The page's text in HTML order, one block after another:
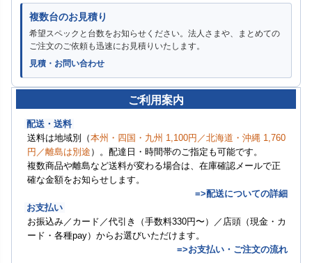
複数台のお見積り
希望スペックと台数をお知らせください。法人さまや、まとめての
ご注文のご依頼も迅速にお見積りいたします。
見積・お問い合わせ
ご利用案内
配送・送料
送料は地域別（本州・四国・九州 1,100円／北海道・沖縄 1,760
円／離島は別途 ）。配達日・時間帯のご指定も可能です。
複数商品や離島など送料が変わる場合は、在庫確認メールで正
確な金額をお知らせします。
=>配送についての詳細
お支払い
お振込み／カード／代引き（手数料330円〜）／店頭（現金・カ
ード・各種pay）からお選びいただけます。
=>お支払い・ご注文の流れ